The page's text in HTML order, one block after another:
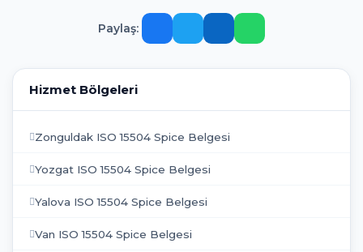
Paylaş:
Hizmet Bölgeleri
Zonguldak ISO 15504 Spice Belgesi
Yozgat ISO 15504 Spice Belgesi
Yalova ISO 15504 Spice Belgesi
Van ISO 15504 Spice Belgesi